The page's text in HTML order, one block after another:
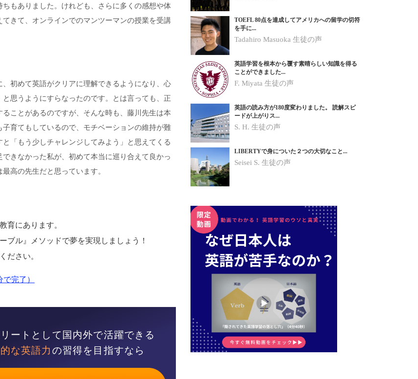
もありました。けれども、さらに多くの感想や体
きて、オンラインでのマンツーマンの授業を受講
初めて英語がクリアに理解できるようになり、心
思うようにすらなったのです。とは言っても、正
ことがあるのですが、そんな時も、藤川先生は本
育てもしているので、モチベーションの維持が難
「もう少しチャレンジしてみよう」と思えてくる
きなかった私が、初めて本当に巡り合えて良かっ
高の先生だと思っています。
育にあります。
ブル』メソッドで夢を実現しましょう！
ださい。
完了）
ートとして国内外で活躍できる
な英語力 の習得を目指すなら
TOEFL 80点を達成してアメリカへの留学の切符
を手に...
Tadahiro Masuoka 生徒の声
英語学習を根本から覆す素晴らしい知識を得る
ことができました...
F. Miyata 生徒の声
英語の読み方が180度変わりました。 読解スピ
ードが上がりス...
S. H. 生徒の声
LIBERTYで身についた２つの大切なこと...
Seisei S. 生徒の声